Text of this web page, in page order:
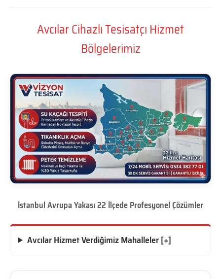
Avcılar Cihazlı Tesisatçı Hizmet
Bölgelerimiz
İstanbul Avrupa Yakası 22 İlçede Profesyonel Çözümler
Avcılar Hizmet Verdiğimiz Mahalleler [+]